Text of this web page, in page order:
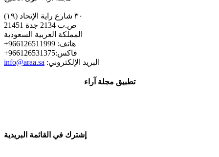
٣٠ شارع راية الإتحاد (١٩)
ص.ب 2134 جدة 21451
المملكة العربية السعودية
+هاتف: 966126511999
+فاكس:966126531375
info@araa.sa :البريد الإلكتروني
تطبيق مجلة آراء
إشترك في القائمة البريدية